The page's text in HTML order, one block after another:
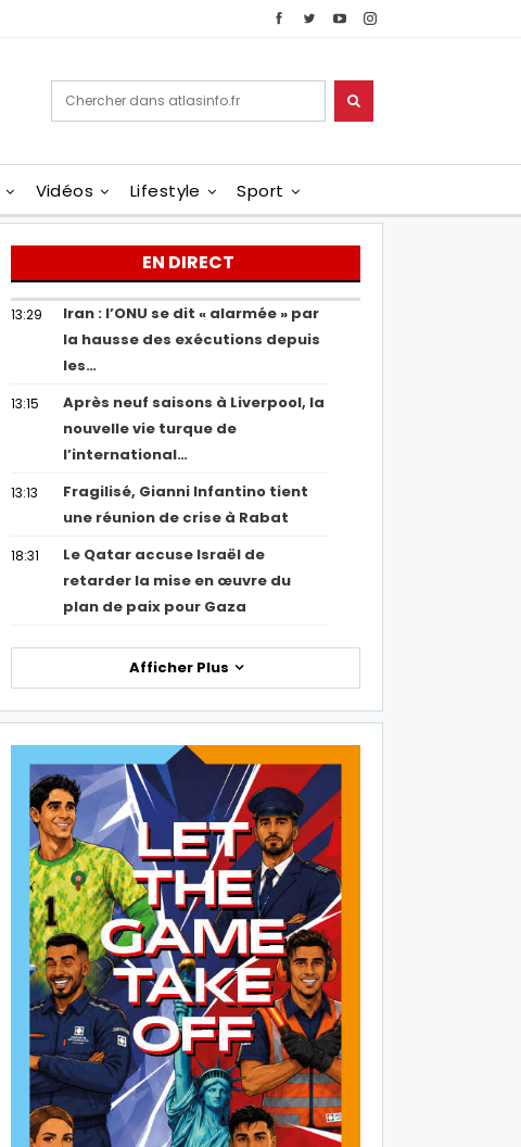
Vidéos Lifestyle Sport
EN DIRECT
13:29
Iran : l’ONU se dit « alarmée » par
la hausse des exécutions depuis
les…
13:15
Après neuf saisons à Liverpool, la
nouvelle vie turque de
l’international…
13:13
Fragilisé, Gianni Infantino tient
une réunion de crise à Rabat
18:31
Le Qatar accuse Israël de
retarder la mise en œuvre du
plan de paix pour Gaza
Afficher Plus